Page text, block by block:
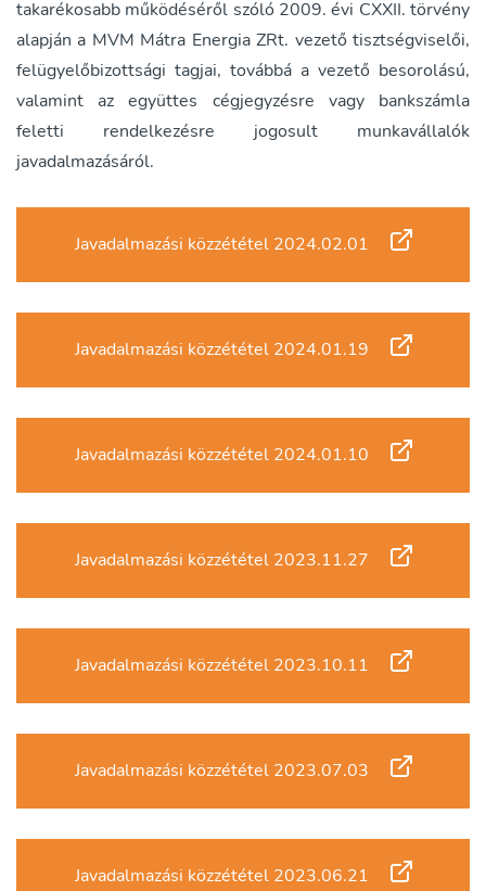
takarékosabb működéséről szóló 2009. évi CXXII. törvény
alapján a MVM Mátra Energia ZRt. vezető tisztségviselői,
felügyelőbizottsági tagjai, továbbá a vezető besorolású,
valamint az együttes cégjegyzésre vagy bankszámla
feletti rendelkezésre jogosult munkavállalók
javadalmazásáról.
Javadalmazási közzététel 2024.02.01
Javadalmazási közzététel 2024.01.19
Javadalmazási közzététel 2024.01.10
Javadalmazási közzététel 2023.11.27
Javadalmazási közzététel 2023.10.11
Javadalmazási közzététel 2023.07.03
Javadalmazási közzététel 2023.06.21